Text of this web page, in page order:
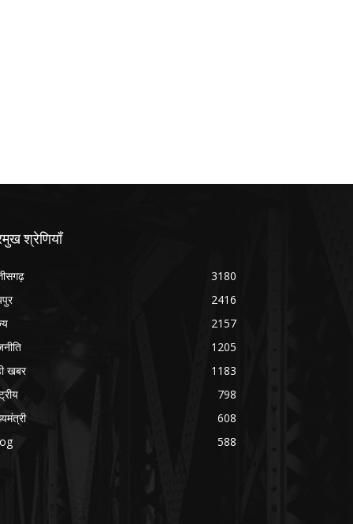
श्रेणियाँ
3180
2416
2157
1205
खबर
1183
798
608
588